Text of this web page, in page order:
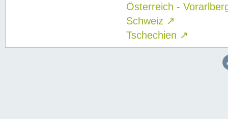
Österreich -
Schweiz ↗
Tschechien ↗